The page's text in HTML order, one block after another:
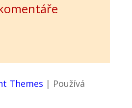
Themes | Používá